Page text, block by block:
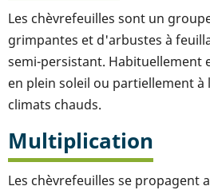
Les chèvrefeuilles sont un
grimpantes et d'arbustes à
semi-persistant. Habituellement
en plein soleil ou partiellement à
climats chauds.
Multiplication
Les chèvrefeuilles se propagent